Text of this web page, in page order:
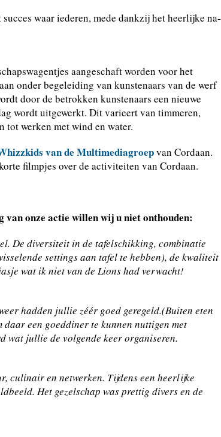
waar iederen, mede dankzij het heerlijke na-
aangeschaft worden voor het
onder begeleiding van kunstenaars van de werf
door de betrokken kunstenaars een nieuwe
wordt uitgewerkt. Dit varieert van timmeren,
tot werken met wind en water.
van de Multimediagroepvan Cordaan.
filmpjes over de activiteiten van Cordaan.
van onze actie willen wij u niet onthouden:
De diversiteit in de tafelschikking, combinatie
settings aan tafel te hebben), de kwaliteit
wat ik niet van de Lions had verwacht!
hadden jullie zéér goed geregeld.(Buiten eten
een goeddiner te kunnen nuttigen met
wat jullie de volgende keer organiseren.
culinair en netwerken. Tijdens een heerlijke
Het gezelschap was prettig divers en de